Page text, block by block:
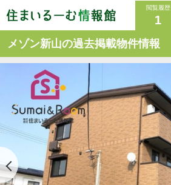
閲覧履歴
1
メゾン新山の過去掲載物件情報